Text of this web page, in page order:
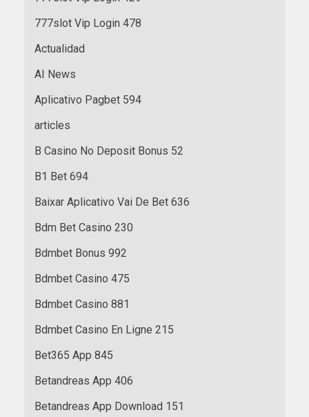
777slot Vip Login 478
Actualidad
AI News
Aplicativo Pagbet 594
articles
B Casino No Deposit Bonus 52
B1 Bet 694
Baixar Aplicativo Vai De Bet 636
Bdm Bet Casino 230
Bdmbet Bonus 992
Bdmbet Casino 475
Bdmbet Casino 881
Bdmbet Casino En Ligne 215
Bet365 App 845
Betandreas App 406
Betandreas App Download 151